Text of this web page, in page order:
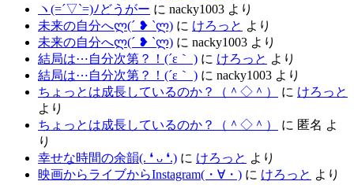
ヽ(=´▽`=)ﾉどうがー に nacky1003 より
未来の自分へლ⁠(⁠´⁠ ⁠❥⁠ ⁠`⁠ლ⁠) に けろっと より
未来の自分へლ⁠(⁠´⁠ ⁠❥⁠ ⁠`⁠ლ⁠) に nacky1003 より
結局は⋯自分次第？！(´ε｀ ) に けろっと より
結局は⋯自分次第？！(´ε｀ ) に nacky1003 より
ちょっとは成長しているのか？（＾◇＾）
に けろっと
より
ちょっとは成長しているのか？（＾◇＾）
に 匿名 よ
り
幸せな時間の余韻(⁠.⁠ ⁠❛⁠ ⁠ᴗ⁠ ⁠❛⁠.⁠) に けろっと より
映画からライブからInstagram(⁠・⁠∀⁠・⁠) に けろっと より